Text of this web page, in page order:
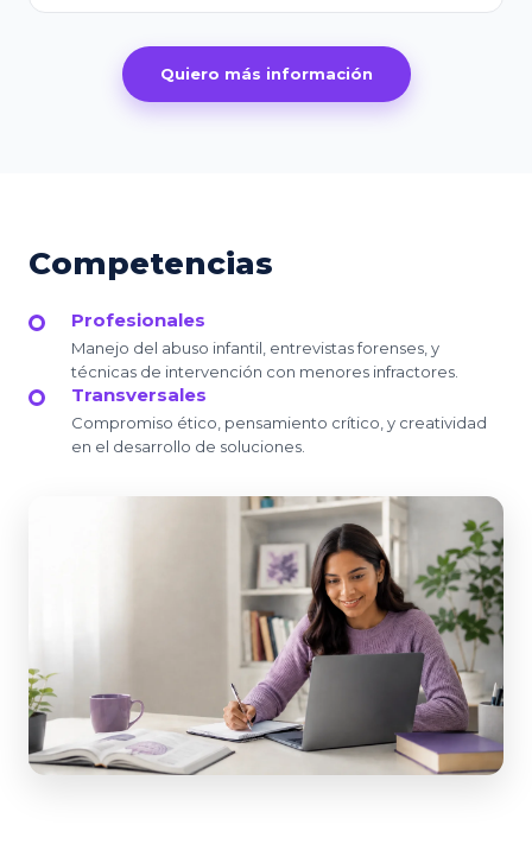
Quiero más información
Competencias
Profesionales
Manejo del abuso infantil, entrevistas forenses, y
técnicas de intervención con menores infractores.
Transversales
Compromiso ético, pensamiento crítico, y creatividad
en el desarrollo de soluciones.